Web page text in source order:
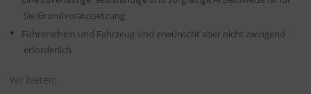
Sie Grundvoraussetzung
Führerschein und Fahrzeug sind erwünscht aber nicht zwingend
erforderlich
Wir bieten: